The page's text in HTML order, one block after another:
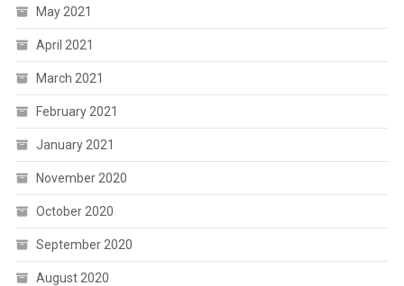
May 2021
April 2021
March 2021
February 2021
January 2021
November 2020
October 2020
September 2020
August 2020